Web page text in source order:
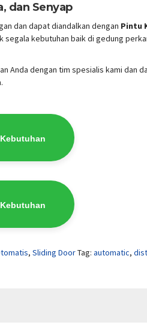
dan Senyap
dan dapat diandalkan dengan Pintu
segala kebutuhan baik di gedung
Anda dengan tim spesialis kami dan
, Sliding DoorTag: automatic,